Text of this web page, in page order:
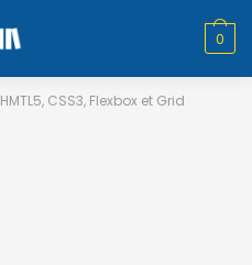
0
HMTL5, CSS3, Flexbox et Grid